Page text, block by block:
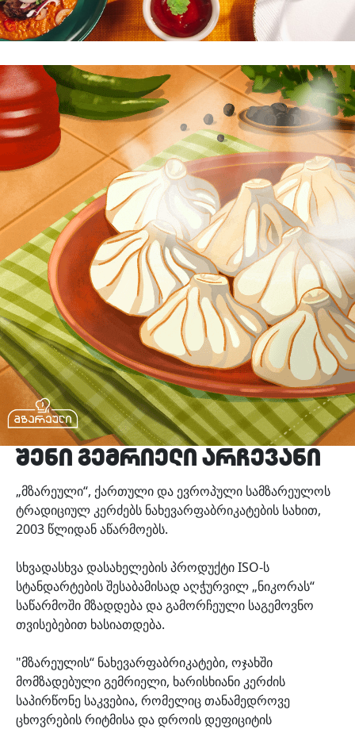
ENG
შენი გემრიელი არჩევანი
„მზარეული“, ქართული და ევროპული სამზარეულოს
ტრადიციულ კერძებს ნახევარფაბრიკატების სახით,
2003 წლიდან აწარმოებს.
სხვადასხვა დასახელების პროდუქტი ISO-ს
სტანდარტების შესაბამისად აღჭურვილ „ნიკორას“
საწარმოში მზადდება და გამორჩეული საგემოვნო
თვისებებით ხასიათდება.
"მზარეულის“ ნახევარფაბრიკატები, ოჯახში
მომზადებული გემრიელი, ხარისხიანი კერძის
საპირწონე საკვებია, რომელიც თანამედროვე
ცხოვრების რიტმისა და დროის დეფიციტის